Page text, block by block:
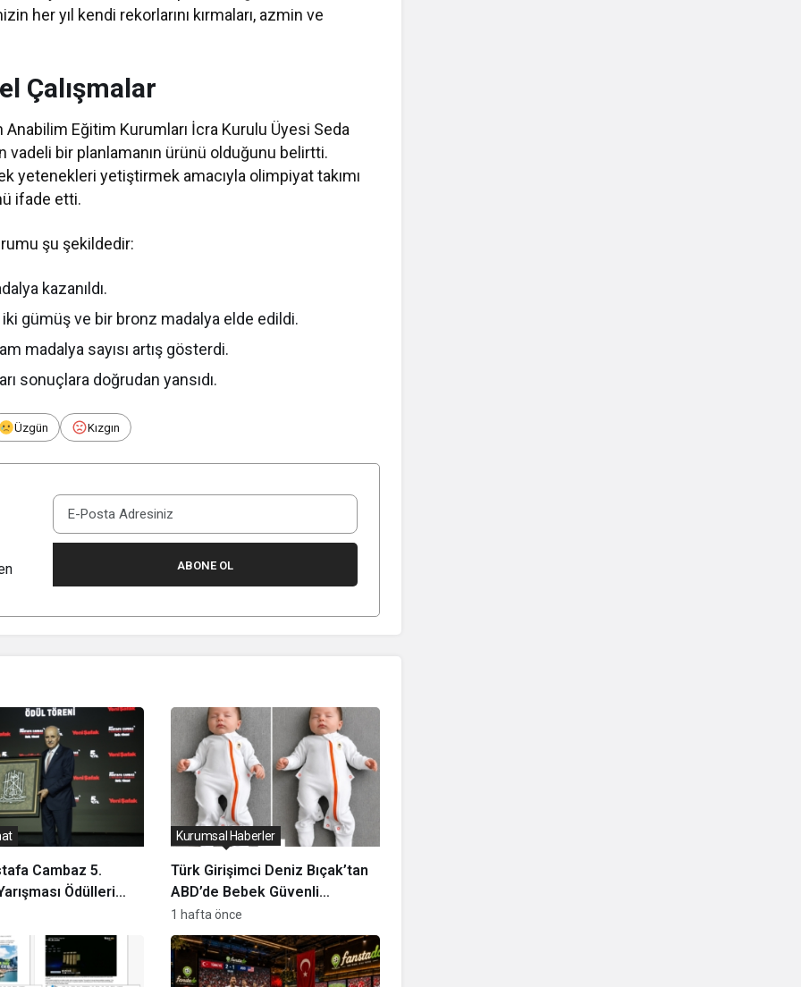
her yıl kendi rekorlarını kırmaları, azmin ve
Çalışmalar
Eğitim Kurumları İcra Kurulu Üyesi Seda
vadeli bir planlamanın ürünü olduğunu belirtti.
yetenekleri yetiştirmek amacıyla olimpiyat takımı
ifade etti.
şu şekildedir:
kazanıldı.
gümüş ve bir bronz madalya elde edildi.
madalya sayısı artış gösterdi.
sonuçlara doğrudan yansıdı.
Üzgün Kızgın
ABONE OL
Cambaz 5.
Ödülleri
ve Özgürlükler
Sahiplerini Buldu
Türk Girişimci Deniz Bıçak’tan
ABD’de Bebek Güvenli
Uykusuna Yenilikçi Dokunuş
Kurumsal Haberler
1 hafta önce